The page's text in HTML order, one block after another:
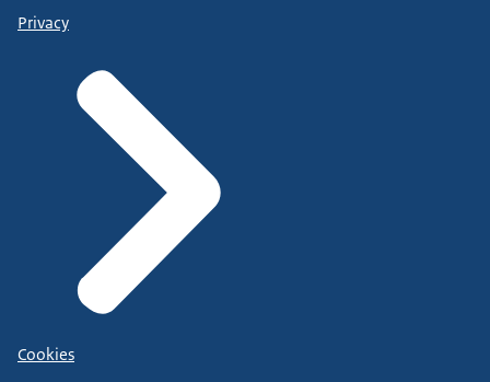
Privacy
Cookies